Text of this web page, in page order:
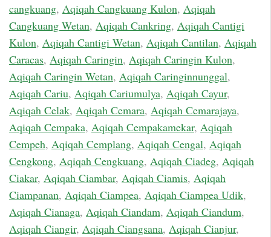
cangkuang, Aqiqah Cangkuang Kulon, Aqiqah
Cangkuang Wetan, Aqiqah Cankring, Aqiqah Cantigi
Kulon, Aqiqah Cantigi Wetan, Aqiqah Cantilan, Aqiqah
Caracas, Aqiqah Caringin, Aqiqah Caringin Kulon,
Aqiqah Caringin Wetan, Aqiqah Caringinnunggal,
Aqiqah Cariu, Aqiqah Cariumulya, Aqiqah Cayur,
Aqiqah Celak, Aqiqah Cemara, Aqiqah Cemarajaya,
Aqiqah Cempaka, Aqiqah Cempakamekar, Aqiqah
Cempeh, Aqiqah Cemplang, Aqiqah Cengal, Aqiqah
Cengkong, Aqiqah Cengkuang, Aqiqah Ciadeg, Aqiqah
Ciakar, Aqiqah Ciambar, Aqiqah Ciamis, Aqiqah
Ciampanan, Aqiqah Ciampea, Aqiqah Ciampea Udik,
Aqiqah Cianaga, Aqiqah Ciandam, Aqiqah Ciandum,
Aqiqah Ciangir, Aqiqah Ciangsana, Aqiqah Cianjur,